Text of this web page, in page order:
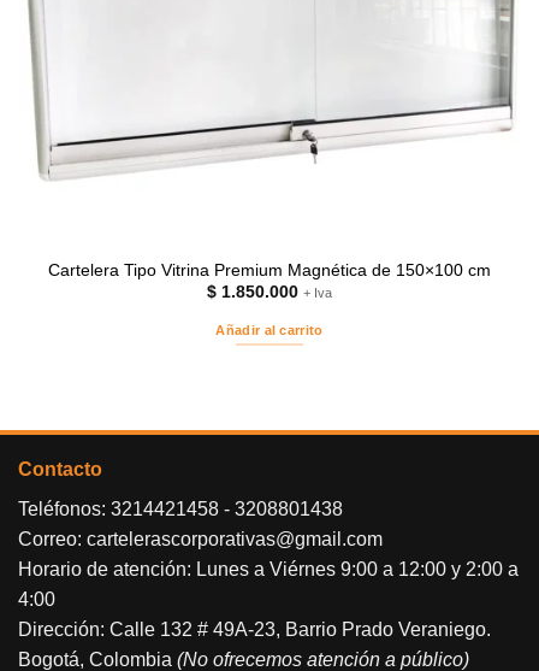
Cartelera Tipo Vitrina Premium Magnética de 150×100 cm
$ 1.850.000 + Iva
Añadir al carrito
Contacto
Teléfonos: 3214421458 - 3208801438
Correo: cartelerascorporativas@gmail.com
Horario de atención: Lunes a Viérnes 9:00 a 12:00 y 2:00 a
4:00
Dirección: Calle 132 # 49A-23, Barrio Prado Veraniego.
Bogotá, Colombia (No ofrecemos atención a público)